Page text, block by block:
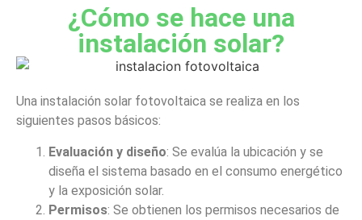
¿Cómo se hace una
instalación solar?
Una instalación solar fotovoltaica se realiza en los
siguientes pasos básicos:
Evaluación y diseño: Se evalúa la ubicación y se
diseña el sistema basado en el consumo energético
y la exposición solar.
Permisos: Se obtienen los permisos necesarios de